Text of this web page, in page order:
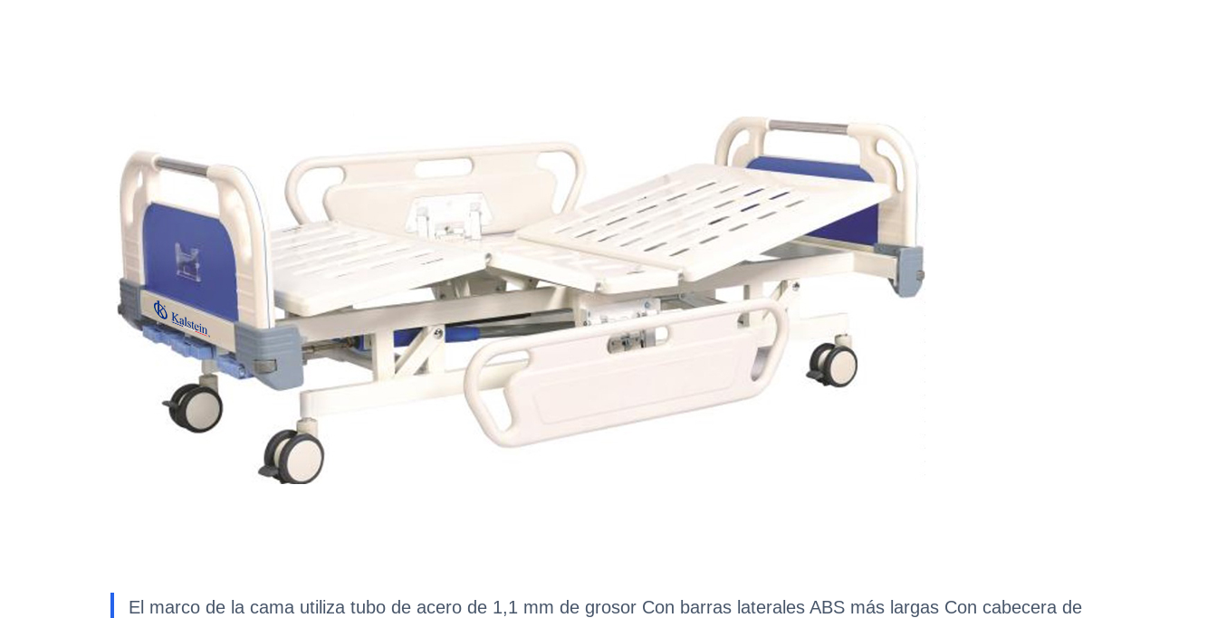
El marco de la cama utiliza tubo de acero de 1,1 mm de grosor Con barras laterales ABS más largas Con cabecera de